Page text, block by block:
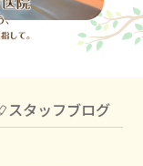
スタッフブログ